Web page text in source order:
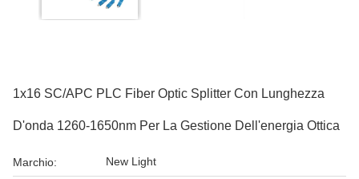
1x16 SC/APC PLC Fiber Optic Splitter Con Lunghezza
D'onda 1260-1650nm Per La Gestione Dell'energia Ottica
Marchio: New Light